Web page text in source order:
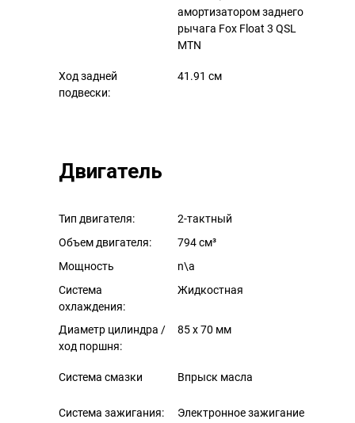
амортизатором заднего
рычага Fox Float 3 QSL
MTN
Ход задней
подвески:
41.91 см
Двигатель
Тип двигателя:
2-тактный
Объем двигателя:
794 см³
Мощность
n\a
Система
охлаждения:
Жидкостная
Диаметр цилиндра /
ход поршня:
85 x 70 мм
Система смазки Впрыск масла
Система зажигания:
Электронное зажигание